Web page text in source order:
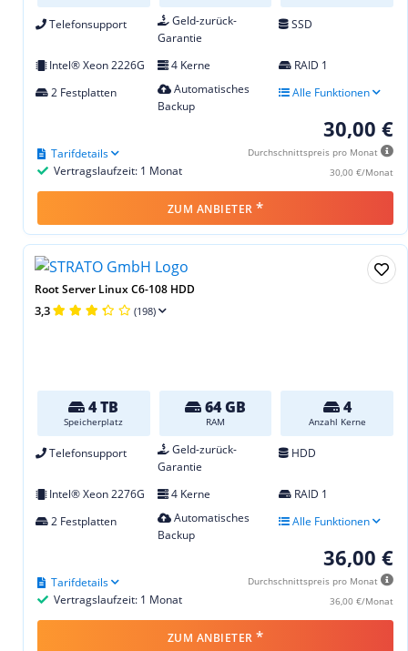
Telefonsupport
Geld-zurück-
Garantie
SSD
Intel® Xeon 2226G 4 Kerne
RAID 1
2 Festplatten
Automatisches
Backup
Alle Funktionen
30,00 €
Durchschnittspreis pro Monat
30,00 €/Monat
Vertragslaufzeit: 1 Monat
Tarifdetails
ZUM ANBIETER *
Root Server Linux C6-108 HDD
3,3 (198)
4 TB
Speicherplatz
64 GB
RAM
4
Anzahl Kerne
Telefonsupport
Geld-zurück-
Garantie
HDD
Intel® Xeon 2276G 4 Kerne
RAID 1
2 Festplatten
Automatisches
Backup
Alle Funktionen
36,00 €
Durchschnittspreis pro Monat
36,00 €/Monat
Vertragslaufzeit: 1 Monat
Tarifdetails
ZUM ANBIETER *